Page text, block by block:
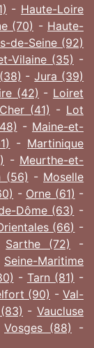
- Haute-Loire
(70) - Haute-
de-Seine (92)
Vilaine (35) -
-Jura (39)
(42) - Loiret
(41) - Lot
- Maine-et-
- Martinique
- Meurthe-et-
(56) - Moselle
- Orne (61) -
Dôme (63) -
(66) -
Sarthe (72)
-
Seine-Maritime
- Tarn (81) -
(90) - Val-
-Vaucluse
Vosges (88) -